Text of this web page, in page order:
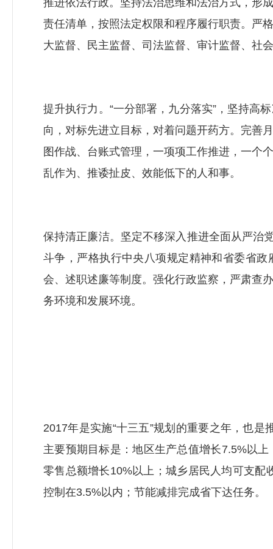
推进依法行政。坚持法治思维和法治方式，形
责任清单，按照法定权限和程序履行职责。严
大监督、民主监督、司法监督、审计监督、社
提升执行力。“一分部署，九分落实”，坚持高
向，对标先进立目标，对着问题开药方。完善
图作战、台账式管理，一项项工作推进，一个
乱作为、推诿扯皮、效能低下的人和事。
保持清正廉洁。坚定不移深入推进全面从严治
斗争，严格执行中央八项规定精神和省委省
会、述职述廉等制度。强化行政监察，严肃查
务环境和发展环境。
2017年是实施“十三五”规划的重要之年，也
主要预期目标是：地区生产总值增长7.5%以
零售总额增长10%以上；城乡居民人均可支
控制在3.5%以内；节能减排完成省下达任务。